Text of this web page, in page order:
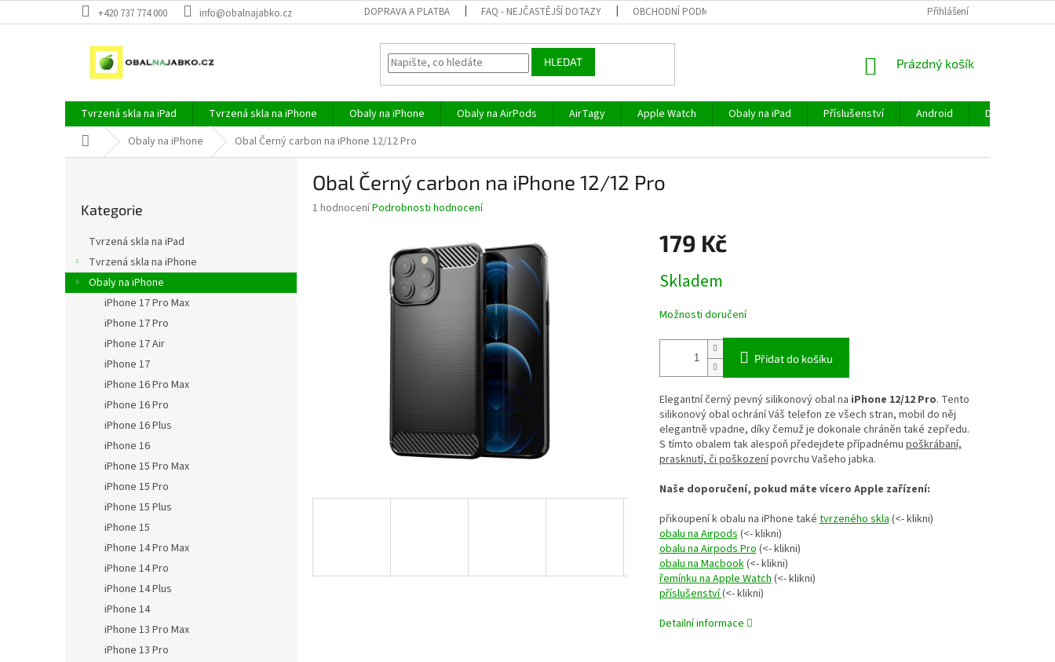
na
+420 737 774 000 info@obalnajabko.cz DOPRAVA A PLATBA FAQ - NEJČASTĚJŠÍ DOTAZY OBCHODNÍ PODMÍNKY VRÁCENÍ ZBOŽÍ
Přihlášení
HLEDAT
NÁKUPNÍ
Prázdný košík
Tvrzená skla na iPad Tvrzená skla na iPhone Obaly na iPhone Obaly na AirPods AirTagy Apple Watch Obaly na iPad Příslušenství Android
Doprava a
Domů Obaly na iPhone Obal Černý carbon na iPhone 12/12 Pro
n
kategorie
Kategorie
Tvrzená skla na iPad
Tvrzená skla na iPhone
Obaly na iPhone
iPhone 17 Pro Max
iPhone 17 Pro
iPhone 17 Air
iPhone 17
iPhone 16 Pro Max
iPhone 16 Pro
iPhone 16 Plus
iPhone 16
iPhone 15 Pro Max
iPhone 15 Pro
iPhone 15 Plus
iPhone 15
iPhone 14 Pro Max
iPhone 14 Pro
iPhone 14 Plus
iPhone 14
iPhone 13 Pro Max
iPhone 13 Pro
Obal Černý carbon na iPhone 12/12 Pro
Průměrné
1 hodnoceníPodrobnosti hodnocení
179 Kč
cena:
Skladem
Možnosti doručení
Přidat do košíku
Elegantní černý pevný silikonový obal na iPhone 12/12 Pro. Tento
silikonový obal ochrání Váš telefon ze všech stran, mobil do něj
elegantně vpadne, díky čemuž je dokonale chráněn také zepředu.
S tímto obalem tak alespoň předejdete případnému poškrábaní,
prasknutí, či poškozenípovrchu Vašeho jabka.
Naše doporučení, pokud máte vícero Apple zařízení:
přikoupení k obalu na iPhone takétvrzeného skla(<- klikni)
obalu na Airpods(<- klikni)
obalu na Airpods Pro(<- klikni)
obalu na Macbook(<- klikni)
řemínku na Apple Watch(<- klikni)
příslušenství(<- klikni)
Detailní informace